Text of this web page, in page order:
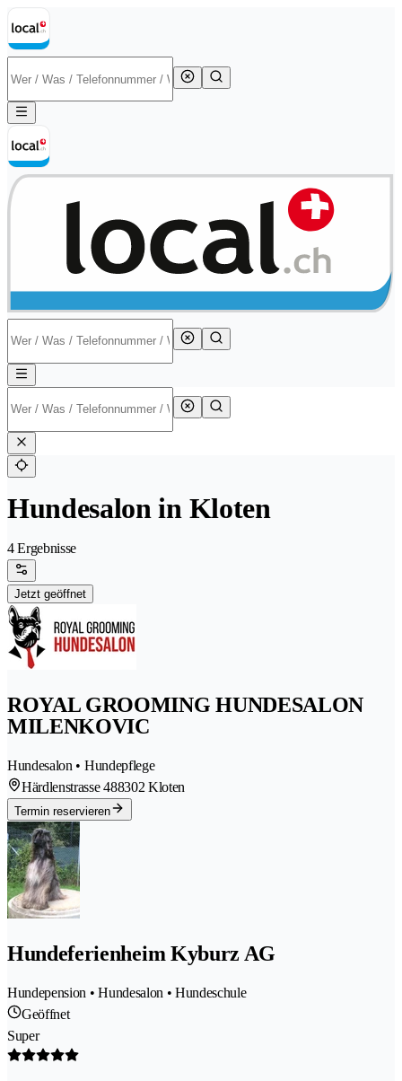
Hundesalon in Kloten
4 Ergebnisse
Jetzt geöffnet
ROYAL GROOMING HUNDESALON
MILENKOVIC
Hundesalon • Hundepflege
Härdlenstrasse 488302 Kloten
Termin reservieren
Hundeferienheim Kyburz AG
Hundepension • Hundesalon • Hundeschule
Geöffnet
Super